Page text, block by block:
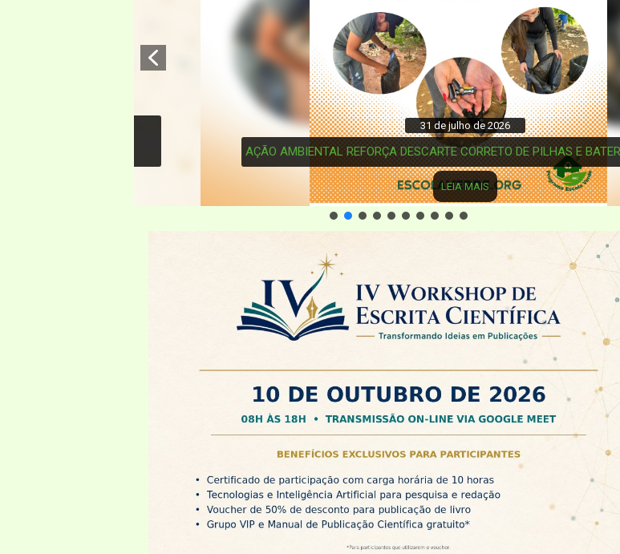
31 de julho de 2026
AÇÃO AMBIENTAL REFORÇA DESCARTE CORRETO DE PILHAS E BATERIAS NO CCA
LEIA MAIS